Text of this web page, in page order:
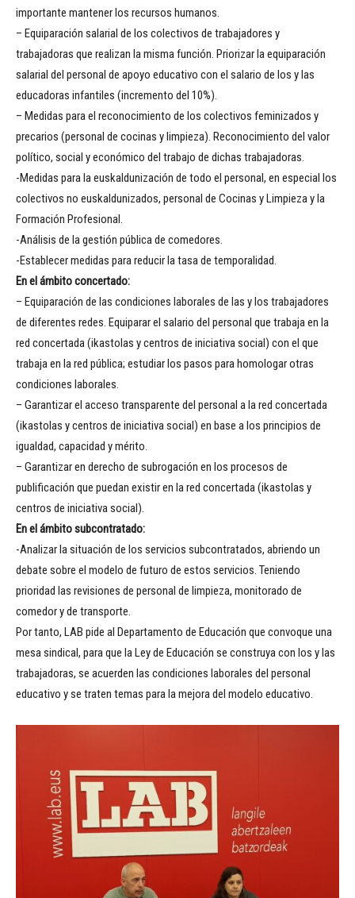
importante mantener los recursos humanos.
– Equiparación salarial de los colectivos de trabajadores y
trabajadoras que realizan la misma función. Priorizar la equiparación
salarial del personal de apoyo educativo con el salario de los y las
educadoras infantiles (incremento del 10%).
– Medidas para el reconocimiento de los colectivos feminizados y
precarios (personal de cocinas y limpieza). Reconocimiento del valor
político, social y económico del trabajo de dichas trabajadoras.
-Medidas para la euskaldunización de todo el personal, en especial los
colectivos no euskaldunizados, personal de Cocinas y Limpieza y la
Formación Profesional.
-Análisis de la gestión pública de comedores.
-Establecer medidas para reducir la tasa de temporalidad.
En el ámbito concertado:
– Equiparación de las condiciones laborales de las y los trabajadores
de diferentes redes. Equiparar el salario del personal que trabaja en la
red concertada (ikastolas y centros de iniciativa social) con el que
trabaja en la red pública; estudiar los pasos para homologar otras
condiciones laborales.
– Garantizar el acceso transparente del personal a la red concertada
(ikastolas y centros de iniciativa social) en base a los principios de
igualdad, capacidad y mérito.
– Garantizar en derecho de subrogación en los procesos de
publificación que puedan existir en la red concertada (ikastolas y
centros de iniciativa social).
En el ámbito subcontratado:
-Analizar la situación de los servicios subcontratados, abriendo un
debate sobre el modelo de futuro de estos servicios. Teniendo
prioridad las revisiones de personal de limpieza, monitorado de
comedor y de transporte.
Por tanto, LAB pide al Departamento de Educación que convoque una
mesa sindical, para que la Ley de Educación se construya con los y las
trabajadoras, se acuerden las condiciones laborales del personal
educativo y se traten temas para la mejora del modelo educativo.